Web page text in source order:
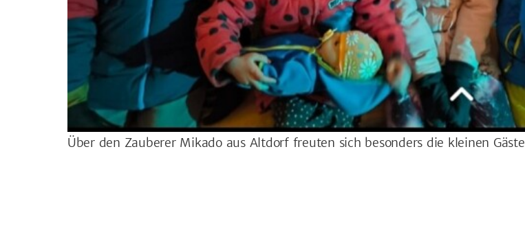
Über den Zauberer Mikado aus Altdorf freuten sich besonders die kleinen Gäste